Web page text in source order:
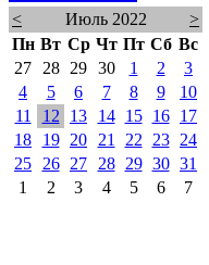
< Июль 2022
>
Пн Вт Ср Чт Пт Сб Вс
27
28 29 30 1 2
3
4
5 6 7 8 9
10
11
12 13 14 15 16
17
18
19 20 21 22 23
24
25
26 27 28 29 30 31
1
2 3 4 5 6 7